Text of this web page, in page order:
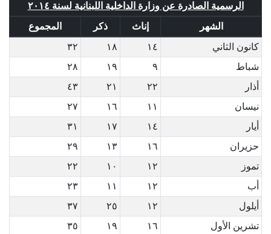
الرسمية الصادرة عن وزارة الداخلية اللبنانية لسنة ٢٠١٤
الشهر
إناث ذكر
المجموع
كانون الثاني
١٤ ١٨
٣٢
شباط
٩ ١٩
٢٨
أذار
٢٢ ٢١
٤٣
نيسان
١١ ١٦
٢٧
أيار
١٤ ١٧
٣١
حزيران
١٦ ١٣
٢٩
تموز
١٢ ١٠
٢٢
أب
١٢ ١١
٢٣
أيلول
١٢ ٢٥
٣٧
تشرين الأول
١٦ ١٩ ٣٥